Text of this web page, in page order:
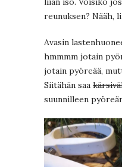
reunuksen? Nääh,
Avasin
hmmmm jotain
jotain pyöreää,
Siitähän saa
suunnilleen